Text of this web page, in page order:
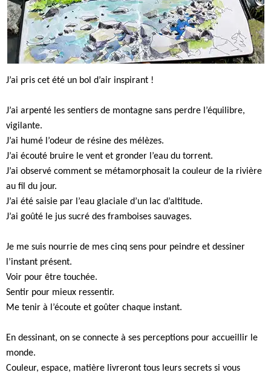
J’ai pris cet été un bol d’air inspirant !
J’ai arpenté les sentiers de montagne sans perdre l’équilibre,
vigilante.
J’ai humé l’odeur de résine des mélèzes.
J’ai écouté bruire le vent et gronder l’eau du torrent.
J’ai observé comment se métamorphosait la couleur de la rivière
au fil du jour.
J’ai été saisie par l’eau glaciale d’un lac d’altitude.
J’ai goûté le jus sucré des framboises sauvages.
Je me suis nourrie de mes cinq sens pour peindre et dessiner
l’instant présent.
Voir pour être touchée.
Sentir pour mieux ressentir.
Me tenir à l’écoute et goûter chaque instant.
En dessinant, on se connecte à ses perceptions pour accueillir le
monde.
Couleur, espace, matière livreront tous leurs secrets si vous